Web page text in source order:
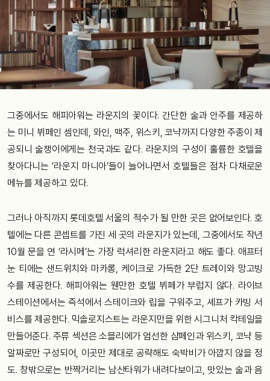
그중에서도 해피아워는 라운지의 꽃이다. 간단한 술과 안주를 제공하
는 미니 뷔페인 셈인데, 와인, 맥주, 위스키, 코냑까지 다양한 주종이 제
공되니 술쟁이에게는 천국과도 같다. 라운지의 구성이 훌륭한 호텔을
찾아다니는 ‘라운지 마니아’들이 늘어나면서 호텔들은 점차 다채로운
메뉴를 제공하고 있다.
그러나 아직까지 롯데호텔 서울의 적수가 될 만한 곳은 없어보인다. 호
텔에는 다른 콘셉트를 가진 세 곳의 라운지가 있는데, 그중에서도 작년
10월 문을 연 ‘라시메’는 가장 럭셔리한 라운지라고 해도 좋다. 애프터
눈 티에는 샌드위치와 마카롱, 케이크로 가득한 2단 트레이와 망고빙
수를 제공한다. 해피아워는 웬만한 호텔 뷔페가 부럽지 않다. 라이브
스테이션에서는 즉석에서 스테이크와 립을 구워주고, 셰프가 카빙 서
비스를 제공한다. 믹솔로지스트는 라운지만을 위한 시그니처 칵테일을
만들어준다. 주류 섹션은 소믈리에가 엄선한 샴페인과 위스키, 코냑 등
알짜로만 구성되어, 이곳만 제대로 공략해도 숙박비가 아깝지 않을 정
도. 창밖으로는 반짝거리는 남산타워가 내려다보이고, 맛있는 술과 음